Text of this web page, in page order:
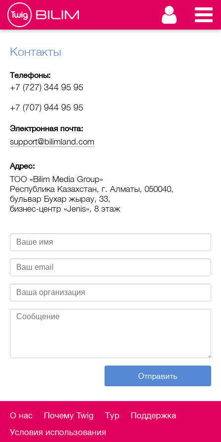
Контакты
Отправить
Телефоны:
+7 (727) 344 95 95
+7 (707) 944 95 95
Электронная почта:
support@bilimland.com
Адрес:
ТОО «Bilim Media Group»
Республика Казахстан, г. Алматы, 050040,
бульвар Бухар жырау, 33,
бизнес-центр «Jenis», 8 этаж
О нас Почему Twig Тур
Поддержка
Условия использования